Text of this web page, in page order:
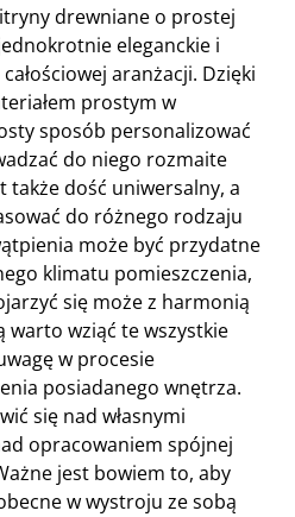
drewniane o prostej
eleganckie i
aranżacji. Dzięki
prostym w
sposób personalizować
do niego rozmaite
także dość uniwersalny, a
do różnego rodzaju
może być przydatne
klimatu pomieszczenia,
się może z harmonią
warto wziąć te wszystkie
w procesie
posiadanego wnętrza.
się nad własnymi
opracowaniem spójnej
jest bowiem to, aby
w wystroju ze sobą